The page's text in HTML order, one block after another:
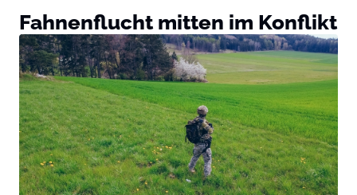
Fahnenflucht mitten im Konflikt